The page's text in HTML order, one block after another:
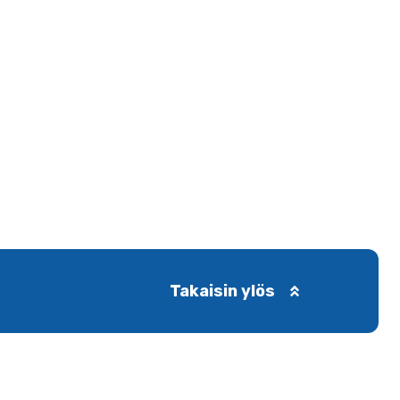
Takaisin ylös